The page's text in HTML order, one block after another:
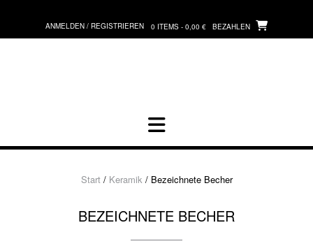
springen
ANMELDEN / REGISTRIEREN 0 ITEMS - 0,00 € BEZAHLEN
Start/ Keramik / Bezeichnete Becher
BEZEICHNETE BECHER